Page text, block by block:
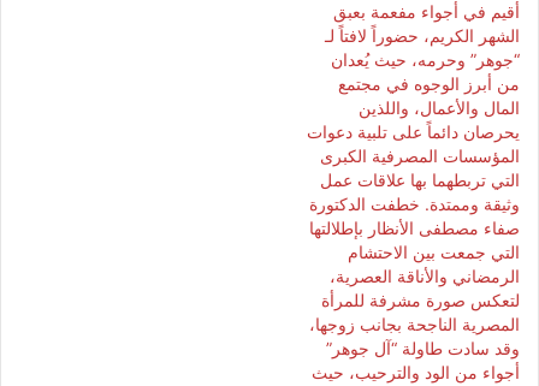
أقيم في أجواء مفعمة بعبق
الشهر الكريم، حضوراً لافتاً لـ
“جوهر” وحرمه، حيث يُعدان
من أبرز الوجوه في مجتمع
المال والأعمال، واللذين
يحرصان دائماً على تلبية دعوات
المؤسسات المصرفية الكبرى
التي تربطهما بها علاقات عمل
وثيقة وممتدة. خطفت الدكتورة
صفاء مصطفى الأنظار بإطلالتها
التي جمعت بين الاحتشام
الرمضاني والأناقة العصرية،
لتعكس صورة مشرفة للمرأة
المصرية الناجحة بجانب زوجها،
وقد سادت طاولة “آل جوهر”
أجواء من الود والترحيب، حيث